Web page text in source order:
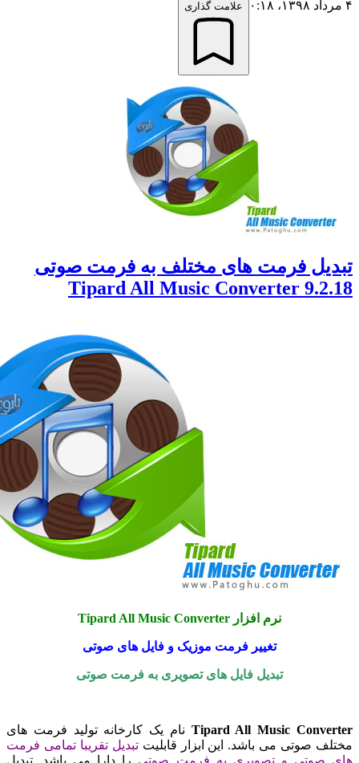
علامت گذاری
فرمت های مختلف به فرمت صوتی
Tipard All Music Converter
نرم افزار Tipard All Music Converter
تغییر فرمت موزیک و فایل های صوتی
تبدیل فایل های تصویری به فرمت صوتی
Tipard All Musicنام یک کارخانه تولید فرمت های
صوتی می باشد. این ابزار قابلیت
تبدیل تقریبا تمامی فرمت
و تصویری به فرمت صوتی
را دارا می باشد. تبدیل